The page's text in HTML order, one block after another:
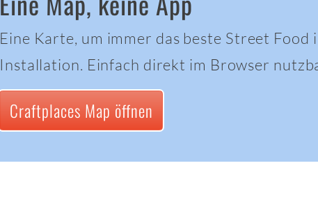
Eine Karte, um immer das beste Street
Installation. Einfach direkt im Browser
Craftplaces Map öffnen